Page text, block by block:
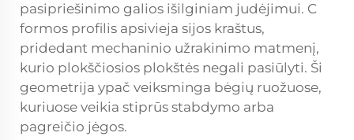
pasipriešinimo galios išilginiam judėjimui. C
formos profilis apsivieja sijos kraštus,
pridedant mechaninio užrakinimo matmenį,
kurio plokščiosios plokštės negali pasiūlyti. Ši
geometrija ypač veiksminga bėgių ruožuose,
kuriuose veikia stiprūs stabdymo arba
pagreičio jėgos.